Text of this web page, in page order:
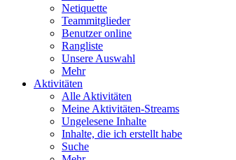
Netiquette
Teammitglieder
Benutzer online
Rangliste
Unsere Auswahl
Mehr
Aktivitäten
Alle Aktivitäten
Meine Aktivitäten-Streams
Ungelesene Inhalte
Inhalte, die ich erstellt habe
Suche